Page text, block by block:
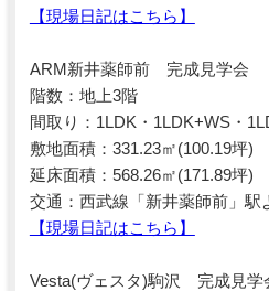
【現場日記はこちら】
ARM新井薬師前 完成見学会
階数：地上3階
間取り：1LDK・1LDK+WS・
敷地面積：331.23㎡(100.19坪)
延床面積：568.26㎡(171.89坪)
交通：西武線「新井薬師前」駅
【現場日記はこちら】
Vesta(ヴェスタ)駒沢 完成見学